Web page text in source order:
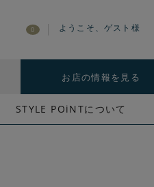
0 ようこそ、ゲスト様
お店の情報を見る
STYLE POiNTについて